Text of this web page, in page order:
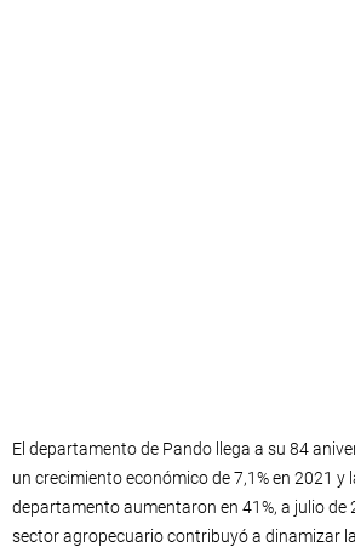
El departamento de Pando llega a su 84
un crecimiento económico de 7,1% en 2021 y
departamento aumentaron en 41%, a julio de
sector agropecuario contribuyó a dinamizar